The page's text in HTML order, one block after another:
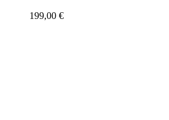
199,00 €